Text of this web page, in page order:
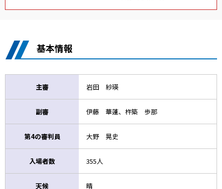
基本情報
主審 岩田 紗瑛
副審 伊藤 華蓮、杵築 歩那
第4の審判員 大野 晃史
入場者数 355人
天候 晴